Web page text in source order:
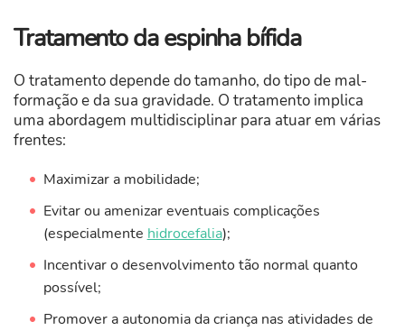
Tratamento da espinha bífida
O tratamento depende do tamanho, do tipo de mal-
formação e da sua gravidade. O tratamento implica
uma abordagem multidisciplinar para atuar em várias
frentes:
Maximizar a mobilidade;
Evitar ou amenizar eventuais complicações
(especialmente hidrocefalia);
Incentivar o desenvolvimento tão normal quanto
possível;
Promover a autonomia da criança nas atividades de